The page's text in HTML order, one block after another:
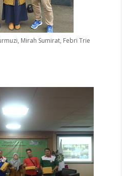
Mirah Sumirat, Febri Trie